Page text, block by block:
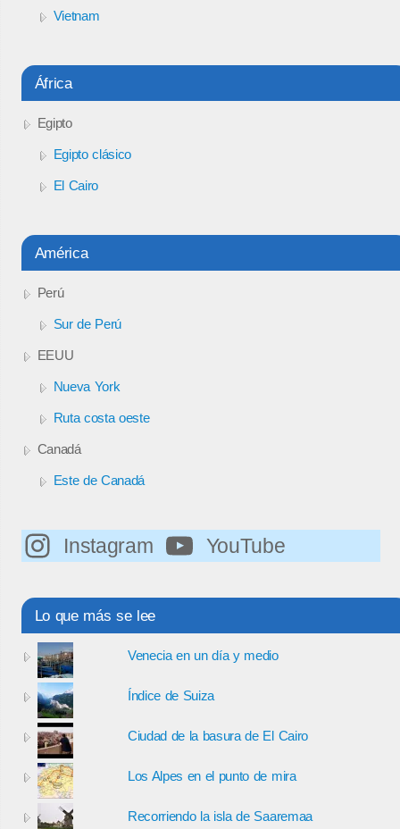
Vietnam
África
Egipto
Egipto clásico
El Cairo
América
Perú
Sur de Perú
EEUU
Nueva York
Ruta costa oeste
Canadá
Este de Canadá
Instagram YouTube
Lo que más se lee
Venecia en un día y medio
Índice de Suiza
Ciudad de la basura de El Cairo
Los Alpes en el punto de mira
Recorriendo la isla de Saaremaa